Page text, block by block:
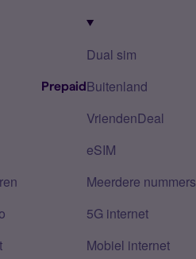
Prepaid
Dual sim
Buitenland
VriendenDeal
eSIM
Meerdere nummers
5G internet
Mobiel internet